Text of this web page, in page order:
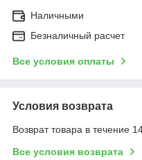
Наличными
Безналичный расчет
Все условия оплаты
Условия возврата
Возврат товара в течение
Все условия возврата